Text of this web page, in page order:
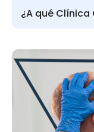
¿A qué Clínica